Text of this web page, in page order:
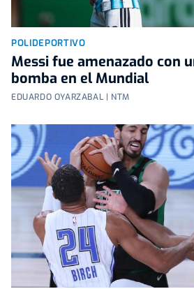
POLIDEPORTIVO
Messi fue amenazado con
bomba en el Mundial
EDUARDO OYARZABAL | NTM